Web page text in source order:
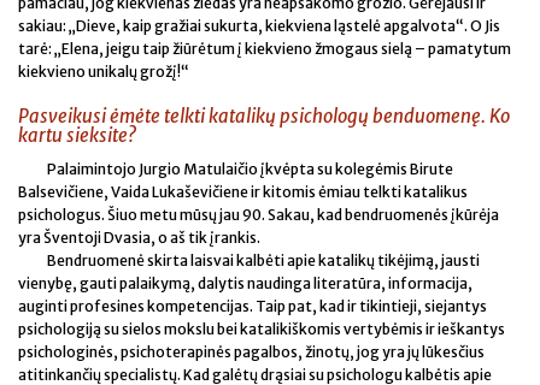
sakiau: „Dieve, kaip gražiai sukurta, kiekviena ląstelė apgalvota“. O Jis
tarė: „Elena, jeigu taip žiūrėtum į kiekvieno žmogaus sielą – pamatytum
kiekvieno unikalų grožį!“
Pasveikusi ėmėte telkti katalikų psichologų benduomenę. Ko
kartu sieksite?
Palaimintojo Jurgio Matulaičio įkvėpta su kolegėmis Birute
Balsevičiene, Vaida Lukaševičiene ir kitomis ėmiau telkti katalikus
psichologus. Šiuo metu mūsų jau 90. Sakau, kad bendruomenės įkūrėja
yra Šventoji Dvasia, o aš tik įrankis.
Bendruomenė skirta laisvai kalbėti apie katalikų tikėjimą, jausti
vienybę, gauti palaikymą, dalytis naudinga literatūra, informacija,
auginti profesines kompetencijas. Taip pat, kad ir tikintieji, siejantys
psichologiją su sielos mokslu bei katalikiškomis vertybėmis ir ieškantys
psichologinės, psichoterapinės pagalbos, žinotų, jog yra jų lūkesčius
atitinkančių specialistų. Kad galėtų drąsiai su psichologu kalbėtis apie